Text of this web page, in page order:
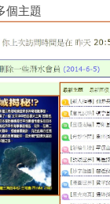
個主題